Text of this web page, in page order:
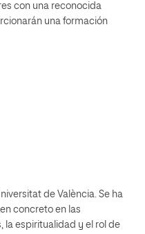
con una reconocida
una formación
de València. Se ha
concreto en las
la espiritualidad y el rol de